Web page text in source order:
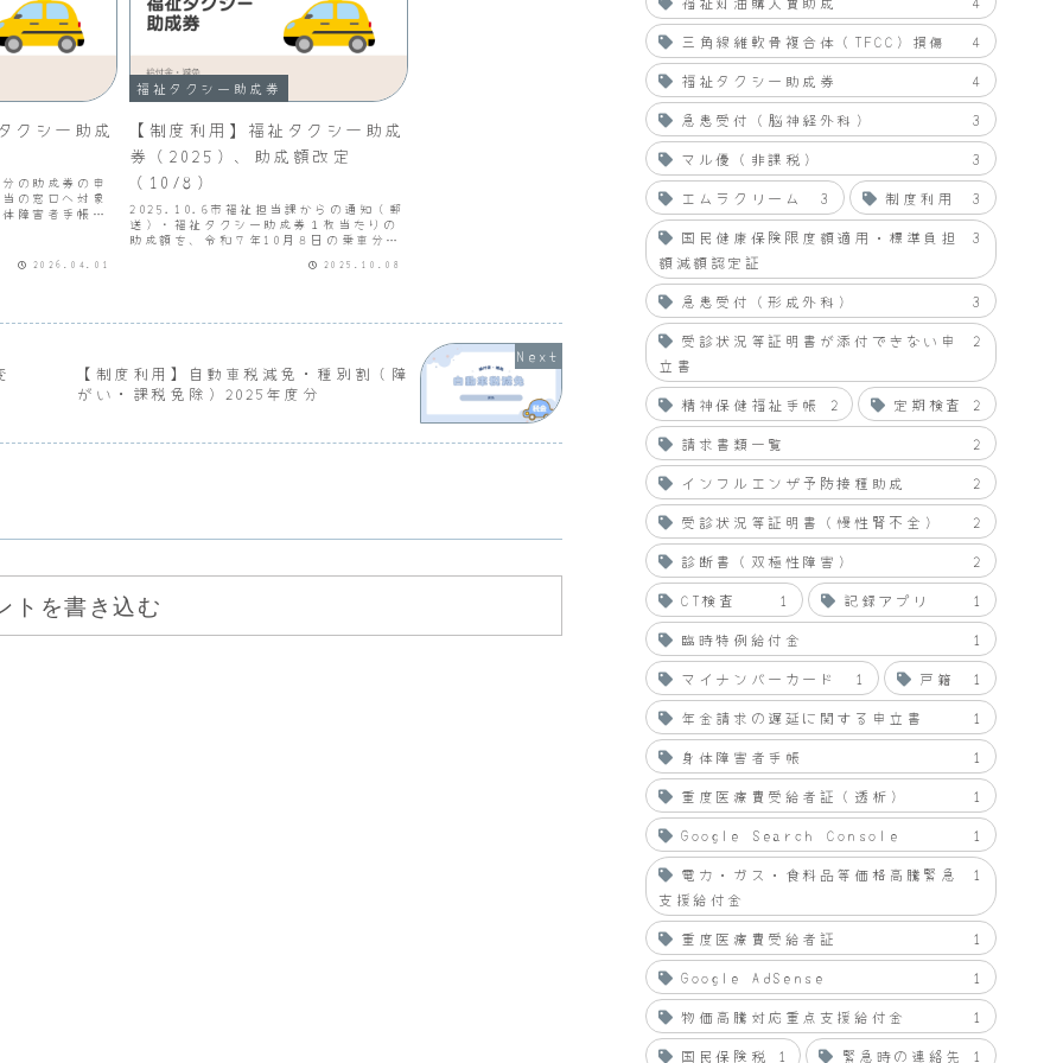
クシー助成
の助成券の申
の窓口へ対象
障害者手帳１
毎年度、申請
...
2026.04.01
福祉タクシー助成券
【制度利用】福祉タクシー助成
券（2025）、助成額改定
（10/8）
2025.10.6市福祉担当課からの通知（郵
送）・福祉タクシー助成券１枚当たりの
助成額を、令和７年10月８日の乗車分か
ている福祉タクシー助成券については
2025.10.08
【制度利用】自動車税減免・種別割（障
がい・課税免除）2025年度分
トを書き込む
三角線維軟骨複合体（TFCC）損傷
4
福祉タクシー助成券
4
急患受付（脳神経外科）
3
マル優（非課税）
3
エムラクリーム
3 制度利用
3
国民健康保険限度額適用・標準負担
額減額認定証
3
急患受付（形成外科）
3
受診状況等証明書が添付できない申
立書
2
精神保健福祉手帳 2 定期検査
2
請求書類一覧
2
インフルエンザ予防接種助成
2
受診状況等証明書（慢性腎不全）
2
診断書（双極性障害）
2
CT検査
1 記録アプリ
1
臨時特例給付金
1
マイナンバーカード
1 戸籍
1
年金請求の遅延に関する申立書
1
身体障害者手帳
1
重度医療費受給者証（透析）
1
Google Search Console
1
電力・ガス・食料品等価格高騰緊急
支援給付金
1
重度医療費受給者証
1
Google AdSense
1
物価高騰対応重点支援給付金
1
国民保険税
1 緊急時の連絡先 1